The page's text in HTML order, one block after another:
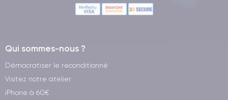
Qui sommes-nous ?
Démocratiser le reconditionné
Visitez notre atelier
iPhone à 60€